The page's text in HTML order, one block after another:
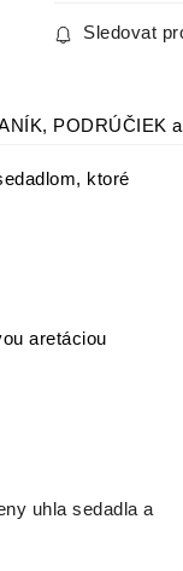
Sledovat
PODRÚČIEK
ktoré
aretáciou
uhla sedadla a